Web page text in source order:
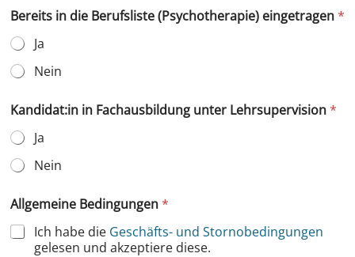
s
d
a
t
u
a
c
h
a
u
b
l
Bereits in die Berufsliste (Psychotherapie) eingetragen*
Ja
Nein
Kandidat:in in Fachausbildung unter Lehrsupervision*
Ja
Nein
Allgemeine Bedingungen*
Ich habe die Geschäfts- und Stornobedingungen
gelesen und akzeptiere diese.